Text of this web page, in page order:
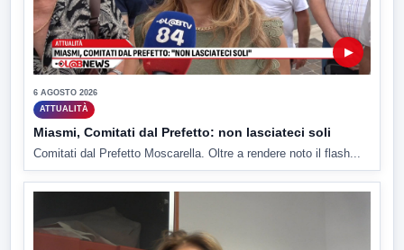
▶
6 AGOSTO 2026
ATTUALITÀ
Miasmi, Comitati dal Prefetto: non lasciateci soli
Comitati dal Prefetto Moscarella. Oltre a rendere noto il flash...